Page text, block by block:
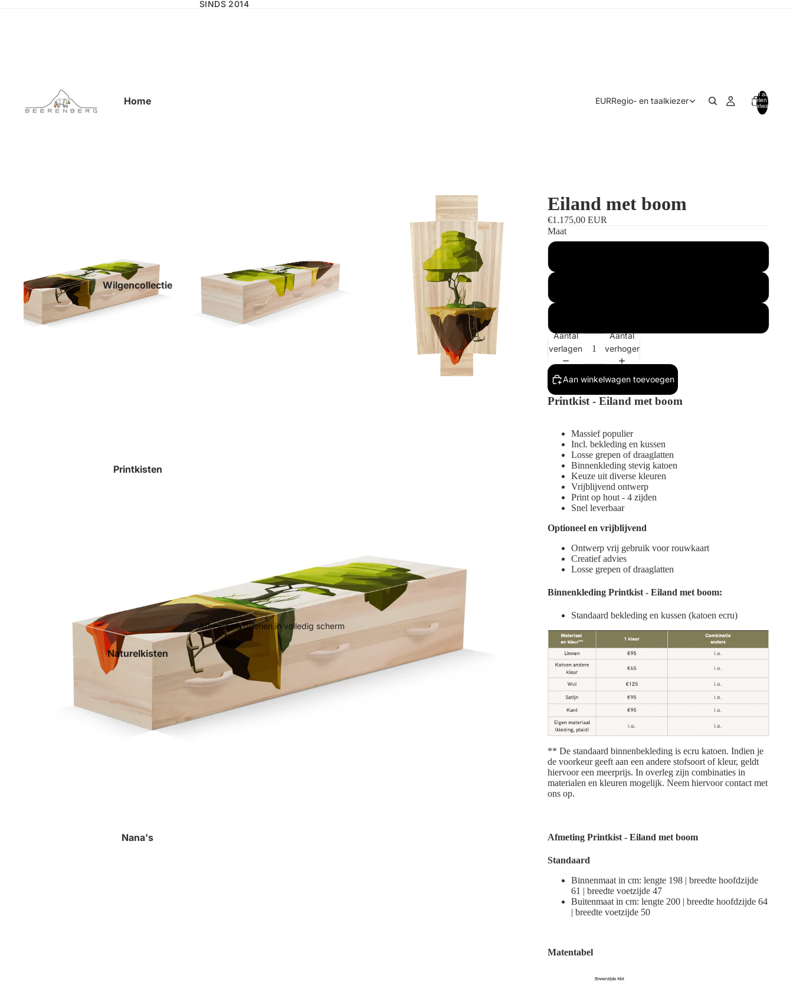
SINDS 2014
Home
Wilgencollectie
Printkisten
Naturelkisten
Nana's
EURRegio- en taalkiezer
Totaal aantal
artikelen in
winkelwagen:
Afbeelding openen in volledig scherm
Eiland met boom
€1.175,00 EUR
Maat
Aantal
verlagen
Aantal
verhogen
Aan winkelwagen toevoegen
Printkist - Eiland met boom
Massief populier
Incl. bekleding en kussen
Losse grepen of draaglatten
Binnenkleding stevig katoen
Keuze uit diverse kleuren
Vrijblijvend ontwerp
Print op hout - 4 zijden
Snel leverbaar
Optioneel en vrijblijvend
Ontwerp vrij gebruik voor rouwkaart
Creatief advies
Losse grepen of draaglatten
Binnenkleding Printkist - Eiland met boom:
Standaard bekleding en kussen (katoen ecru)
** De standaard binnenbekleding is ecru katoen. Indien je
de voorkeur geeft aan een andere stofsoort of kleur, geldt
hiervoor een meerprijs. In overleg zijn combinaties in
materialen en kleuren mogelijk. Neem hiervoor contact met
ons op.
Afmeting Printkist - Eiland met boom
Standaard
Binnenmaat in cm: lengte 198 | breedte hoofdzijde
61 | breedte voetzijde 47
Buitenmaat in cm: lengte 200 | breedte hoofdzijde 64
| breedte voetzijde 50
Matentabel